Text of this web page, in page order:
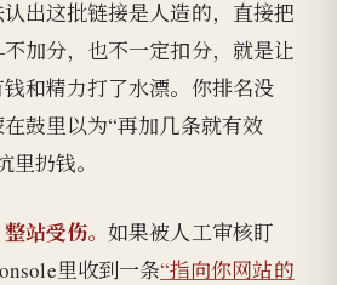
出这批链接是人造的，直接把
加分，也不一定扣分，就是让
和精力打了水漂。你排名没
鼓里以为“再加几条就有效
扔钱。
站受伤。如果被人工审核盯
里收到一条“指向你网站的